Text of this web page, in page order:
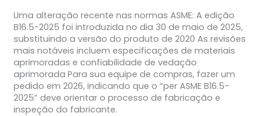
Uma alteração recente nas normas ASME: A edição
B16.5-2025 foi introduzida no dia 30 de maio de 2025,
substituindo a versão do produto de 2020 As revisões
mais notáveis incluem especificações de materiais
aprimoradas e confiabilidade de vedação
aprimorada Para sua equipe de compras, fazer um
pedido em 2026, indicando que o “per ASME B16.5-
2025” deve orientar o processo de fabricação e
inspeção do fabricante.